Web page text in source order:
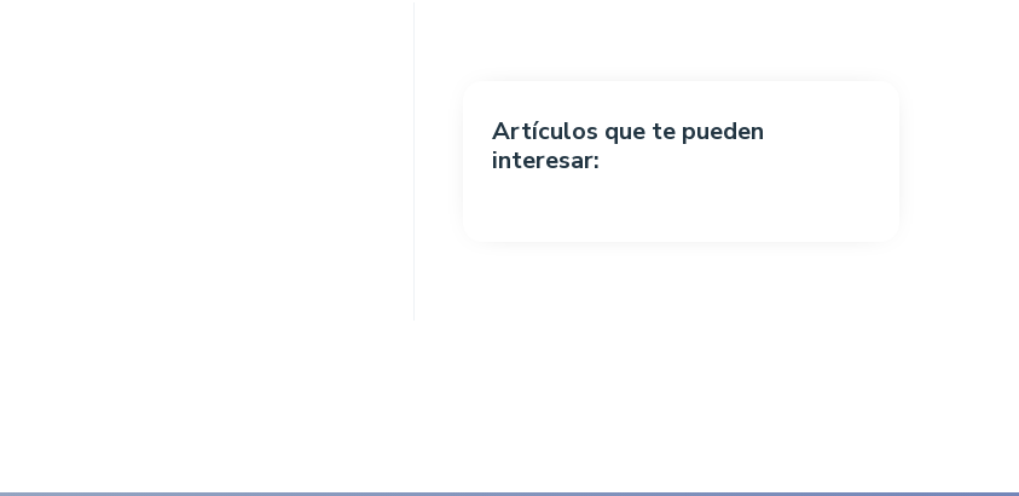
Artículos que te pueden
interesar: